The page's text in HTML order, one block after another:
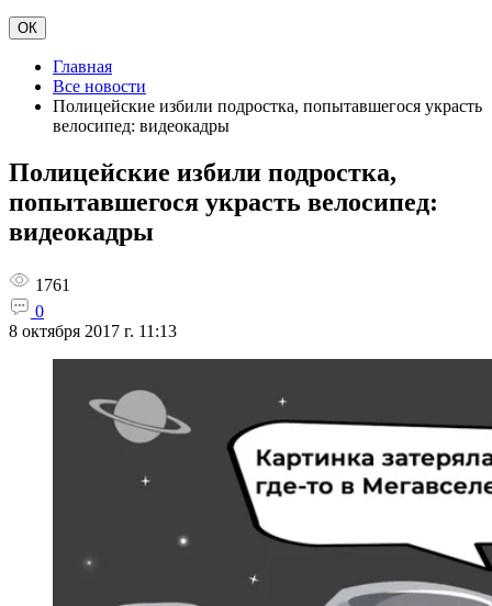
ОК
Главная
Все новости
Полицейские избили подростка, попытавшегося украсть
велосипед: видеокадры
Полицейские избили подростка,
попытавшегося украсть велосипед:
видеокадры
1761
0
8 октября 2017 г. 11:13